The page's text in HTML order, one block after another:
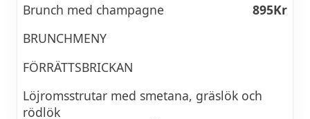
Brunch med champagne
895Kr
BRUNCHMENY
FÖRRÄTTSBRICKAN
​Löjromsstrutar med smetana, gräslök och
rödlök